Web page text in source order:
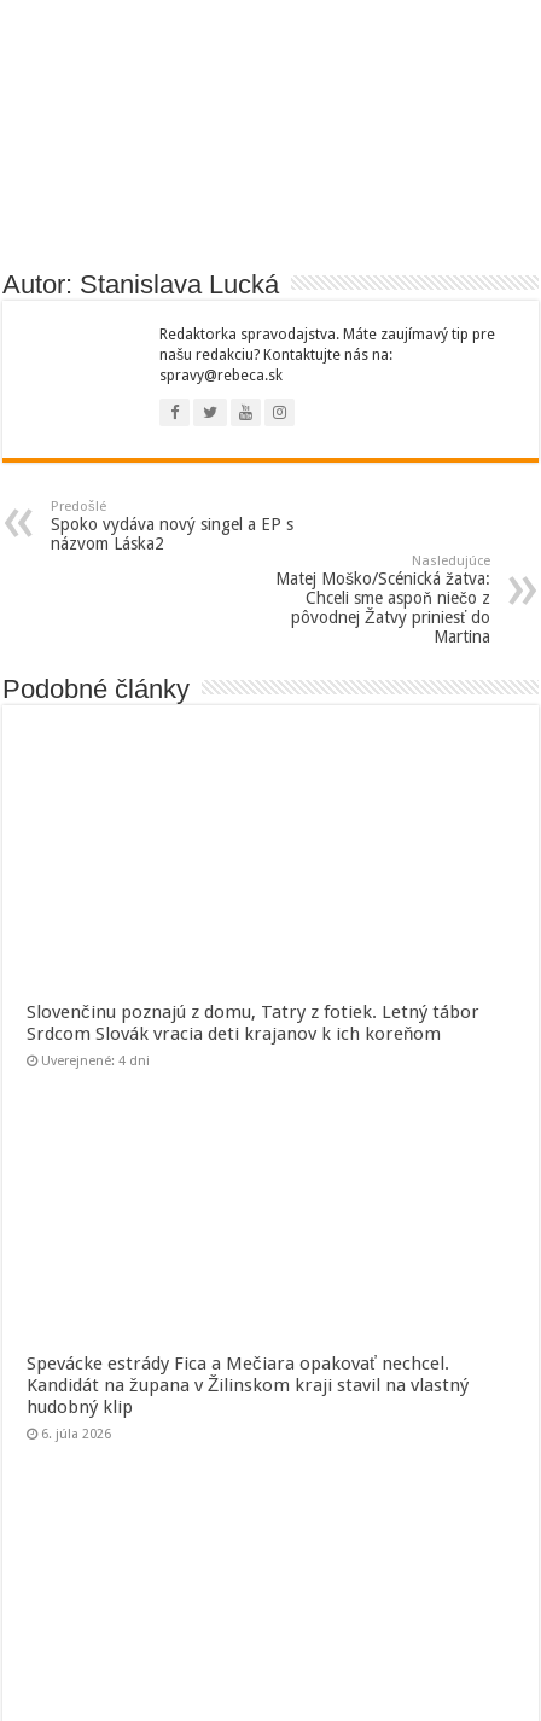
Autor: Stanislava Lucká
Redaktorka spravodajstva. Máte zaujímavý tip pre
našu redakciu? Kontaktujte nás na:
spravy@rebeca.sk
Predošlé
Spoko vydáva nový singel a EP s
názvom Láska2
Nasledujúce
Matej Moško/Scénická žatva:
Chceli sme aspoň niečo z
pôvodnej Žatvy priniesť do
Martina
Podobné články
Slovenčinu poznajú z domu, Tatry z fotiek. Letný tábor
Srdcom Slovák vracia deti krajanov k ich koreňom
Uverejnené: 4 dni
Spevácke estrády Fica a Mečiara opakovať nechcel.
Kandidát na župana v Žilinskom kraji stavil na vlastný
hudobný klip
6. júla 2026